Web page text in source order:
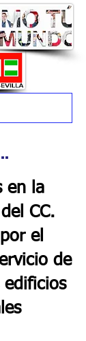
en la
CC.
el
de
edificios